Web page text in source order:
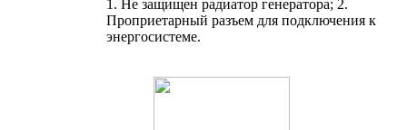
1. Не защищен радиатор генератора; 2.
Проприетарный разъем для подключения к
энергосистеме.